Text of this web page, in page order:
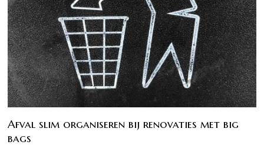
Afval slim organiseren bij renovaties met big
bags